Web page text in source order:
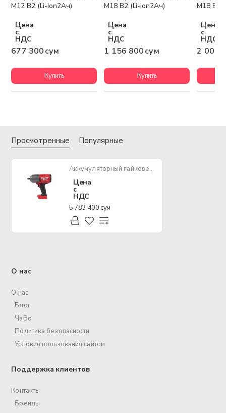
M12 B2 (Li-Ion2Ач)
Цена
с
НДС
677 300 сум
Купить
M18 B2 (Li-Ion2Ач)
Цена
с
НДС
1 156 800 сум
Купить
M18 B5
Цена
с
НДС
2 003
Просмотренные Популярные
Аккумуляторный гайковерт MILWAUKEE M18 FHIWF12-0X FUEL (кейс HD BOX)
Цена
с
НДС
5 783 400 сум
О нас
О нас
Блог
ЧаВо
Политика безопасности
Условия пользования сайтом
Поддержка клиентов
Контакты
Бренды